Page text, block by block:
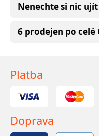
Nenechte si nic ujít
6 prodejen po celé
Platba
Doprava